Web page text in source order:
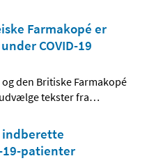
Farmakopé er
COVID-19
den Britiske Farmakopé
tekster fra…
indberette
19-patienter